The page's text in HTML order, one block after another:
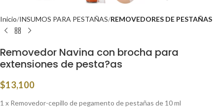
Inicio INSUMOS PARA PESTAÑAS REMOVEDORES DE PESTAÑAS
Removedor Navina con brocha para
extensiones de pesta?as
$13,100
1 x Removedor-cepillo de pegamento de pestañas de 10 ml